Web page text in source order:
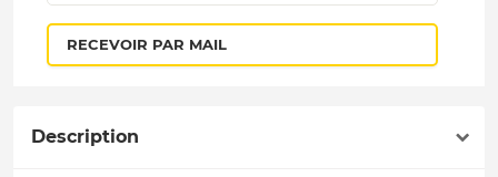
RECEVOIR PAR MAIL
Description